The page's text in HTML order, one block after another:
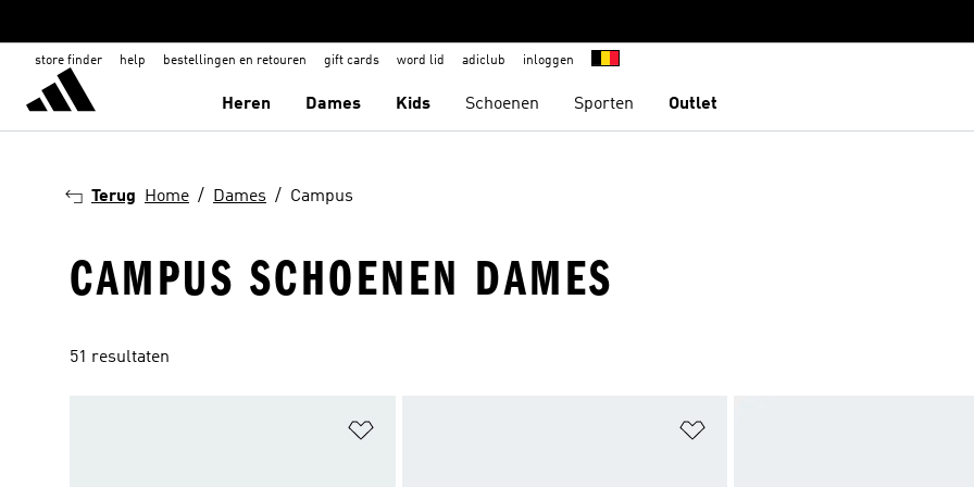
store finder help bestellingen en retouren gift cards word lid adiclub inloggen
Heren Dames Kids Schoenen Sporten Outlet
Terug Home Dames Campus
CAMPUS SCHOENEN DAMES
51 resultaten